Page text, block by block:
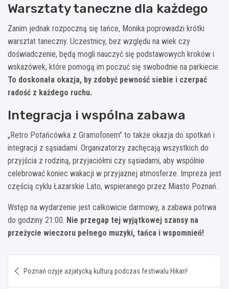
Warsztaty taneczne dla każdego
Zanim jednak rozpoczną się tańce, Monika poprowadzi krótki
warsztat taneczny. Uczestnicy, bez względu na wiek czy
doświadczenie, będą mogli nauczyć się podstawowych kroków i
wskazówek, które pomogą im poczuć się swobodnie na parkiecie.
To doskonała okazja, by zdobyć pewność siebie i czerpać
radość z każdego ruchu.
Integracja i wspólna zabawa
„Retro Potańcówka z Gramofonem” to także okazja do spotkań i
integracji z sąsiadami. Organizatorzy zachęcają wszystkich do
przyjścia z rodziną, przyjaciółmi czy sąsiadami, aby wspólnie
celebrować koniec wakacji w przyjaznej atmosferze. Impreza jest
częścią cyklu Łazarskie Lato, wspieranego przez Miasto Poznań.
Wstęp na wydarzenie jest całkowicie darmowy, a zabawa potrwa
do godziny 21:00. Nie przegap tej wyjątkowej szansy na
przeżycie wieczoru pełnego muzyki, tańca i wspomnień!
wpisu
Poznań ożyje azjatycką kulturą podczas festiwalu Hikari!